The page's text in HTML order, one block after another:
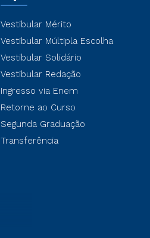
Vestibular Mérito
Vestibular Múltipla Escolha
Vestibular Solidário
Vestibular Redação
Ingresso via Enem
Retorne ao Curso
Segunda Graduação
Transferência